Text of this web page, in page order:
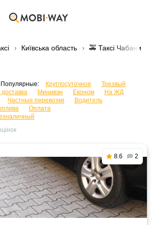
Київська область 🚕 Таксі Чабани
Популярные: Круглосуточное
Трезвый
доставка Минивэн Економ
На ЖД
Частные перевозки
Водитель
Оплата
8.6 2